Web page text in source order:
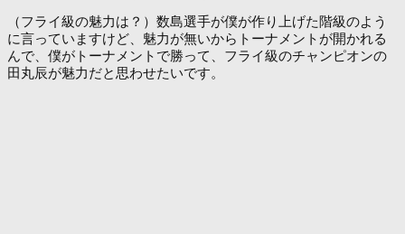
（フライ級の魅力は？）数島選手が僕が作り上げた階級のよう
に言っていますけど、魅力が無いからトーナメントが開かれる
んで、僕がトーナメントで勝って、フライ級のチャンピオンの
田丸辰が魅力だと思わせたいです。